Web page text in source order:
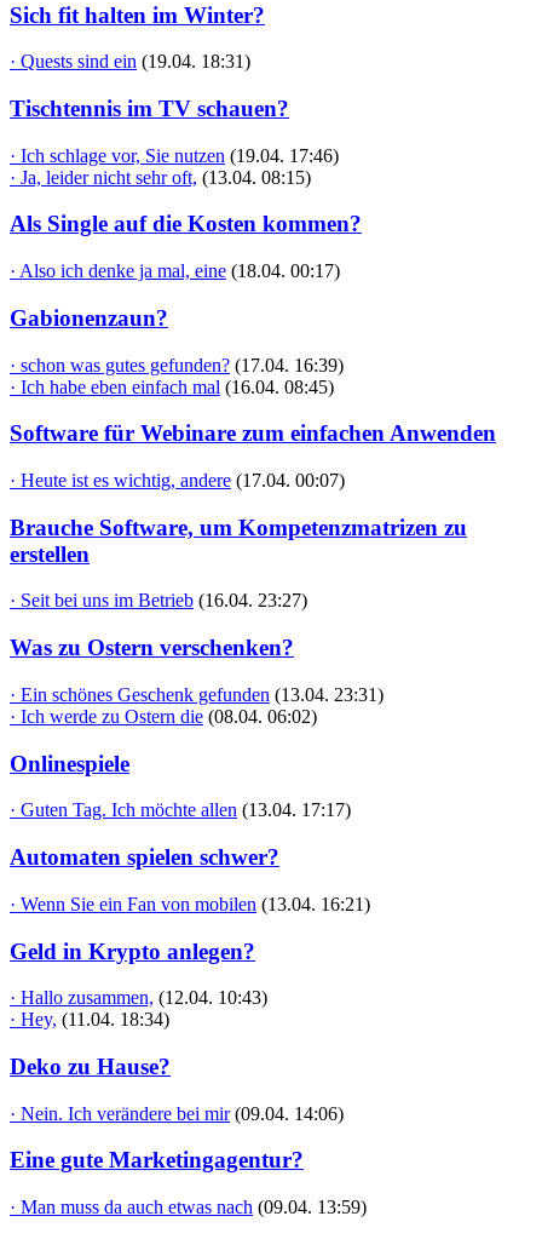
Sich fit halten im Winter?
· Quests sind ein (19.04. 18:31)
Tischtennis im TV schauen?
· Ich schlage vor, Sie nutzen (19.04. 17:46)
· Ja, leider nicht sehr oft, (13.04. 08:15)
Als Single auf die Kosten kommen?
· Also ich denke ja mal, eine (18.04. 00:17)
Gabionenzaun?
· schon was gutes gefunden? (17.04. 16:39)
· Ich habe eben einfach mal (16.04. 08:45)
Software für Webinare zum einfachen Anwenden
· Heute ist es wichtig, andere (17.04. 00:07)
Brauche Software, um Kompetenzmatrizen zu
erstellen
· Seit bei uns im Betrieb (16.04. 23:27)
Was zu Ostern verschenken?
· Ein schönes Geschenk gefunden (13.04. 23:31)
· Ich werde zu Ostern die (08.04. 06:02)
Onlinespiele
· Guten Tag. Ich möchte allen (13.04. 17:17)
Automaten spielen schwer?
· Wenn Sie ein Fan von mobilen (13.04. 16:21)
Geld in Krypto anlegen?
· Hallo zusammen, (12.04. 10:43)
· Hey, (11.04. 18:34)
Deko zu Hause?
· Nein. Ich verändere bei mir (09.04. 14:06)
Eine gute Marketingagentur?
· Man muss da auch etwas nach (09.04. 13:59)